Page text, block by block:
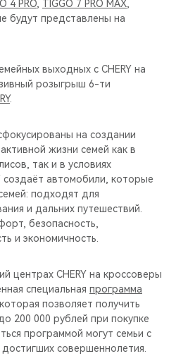
4 PRO TIGGO 7 PRO MAX
будут представлены на
выходных с CHERY на
розыгрыш 6-ти
.
на создании
жизни семей как в
так и в условиях
создаёт автомобили, которые
подходят для
и дальних путешествий.
безопасность,
и экономичность.
центрах CHERY на кроссоверы
специальная программа
, которая позволяет получить
200 000 рублей при покупке
программой могут семьи с
совершеннолетия.